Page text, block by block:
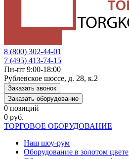
8 (800) 302-44-01
7 (495) 413-74-15
Пн-пт 9:00-18:00
Рублевское шоссе, д. 28, к.2
Заказать звонок
Заказать оборудование
0 позиций
0 руб.
ТОРГОВОЕ ОБОРУДОВАНИЕ
Наш шоу-рум
Оборудование в золотом цвете